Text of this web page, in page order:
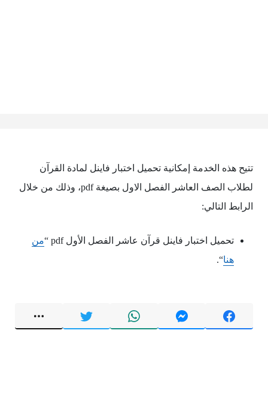
تتيح هذه الخدمة إمكانية تحميل اختبار فاينل لمادة القرآن
لطلاب الصف العاشر الفصل الاول بصيغة pdf، وذلك من خلال
الرابط التالي:
تحميل اختبار فاينل قرآن عاشر الفصل الأول pdf “
من
هنا“.